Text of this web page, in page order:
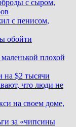
с сыром,
с пенисом,
обойти
плохой
на $2 тысячи
что люди не
на своем доме,
за «чипсины